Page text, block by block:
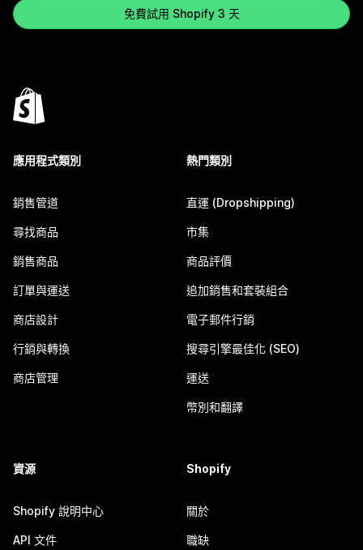
免費試用 Shopify 3 天
應用程式類別
銷售管道
尋找商品
銷售商品
訂單與運送
商店設計
行銷與轉換
商店管理
熱門類別
直運 (Dropshipping)
市集
商品評價
追加銷售和套裝組合
電子郵件行銷
搜尋引擎最佳化 (SEO)
運送
幣別和翻譯
資源
Shopify 說明中心
API 文件
Shopify
關於
職缺